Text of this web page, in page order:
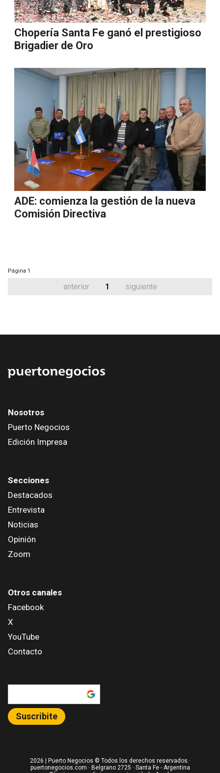
Chopería Santa Fe ganó el prestigioso
Brigadier de Oro
ADE: comienza la gestión de la nueva
Comisión Directiva
Página 1
anterior 1 siguiente
Nosotros
Puerto Negocios
Edición Impresa
Secciones
Destacados
Entrevista
Noticias
Opinión
Zoom
Otros canales
Facebook
X
YouTube
Contacto
Suscribite
2026 | Puerto Negocios © Todos los derechos reservados.·
puertonegocios.com · Belgrano 2725 · Santa Fe - Argentina